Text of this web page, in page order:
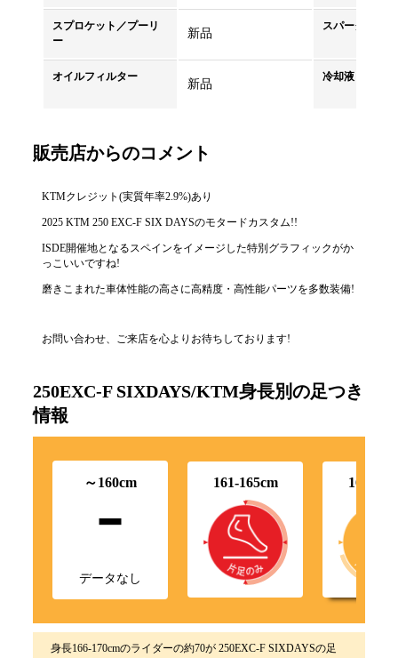
スプロケット／プーリ
ー
新品
スパークプラグ
オイルフィルター
新品
冷却液・クー
販売店からのコメント
KTMクレジット(実質年率2.9%)あり
2025 KTM 250 EXC-F SIX DAYSのモタードカスタム!!
ISDE開催地となるスペインをイメージした特別グラフィックがか
っこいいですね!
磨きこまれた車体性能の高さに高精度・高性能パーツを多数装備!
お問い合わせ、ご来店を心よりお待ちしております!
250EXC-F SIXDAYS/KTM身長別の足つき
情報
～160cm
-
データなし
161-165cm 166-
身長166-170cmのライダーの約70が 250EXC-F SIXDAYSの足